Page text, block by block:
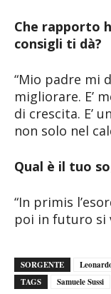
Che rapporto
consigli ti dà?
“Mio padre mi
migliorare. E’
di crescita. E’
non solo nel
Qual è il tuo
“In primis
poi in futuro si
SORGENTE
TAGS
Samuele Sussi